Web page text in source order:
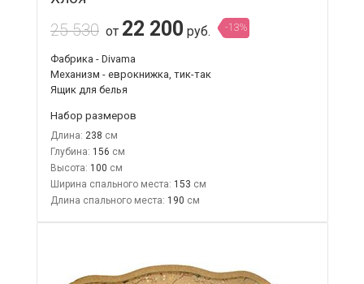
25 530 от 22 200 руб. -13%
Фабрика - Divama
Механизм - еврокнижка, тик-так
Ящик для белья
Набор размеров
Длина: 238
Глубина: 156
Высота: 100
Ширина спального места: 153
Длина спального места: 190